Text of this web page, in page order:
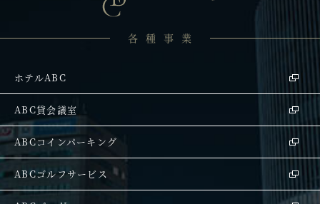
各種事業
ホテルABC
ABC貸会議室
ABCコインパーキング
ABCゴルフサービス